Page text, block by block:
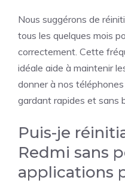
Nous suggérons de
tous les quelques mois
correctement. Cette
idéale aide à maintenir
donner à nos
gardant rapides et sans
Puis-je
Redmi sans
applications